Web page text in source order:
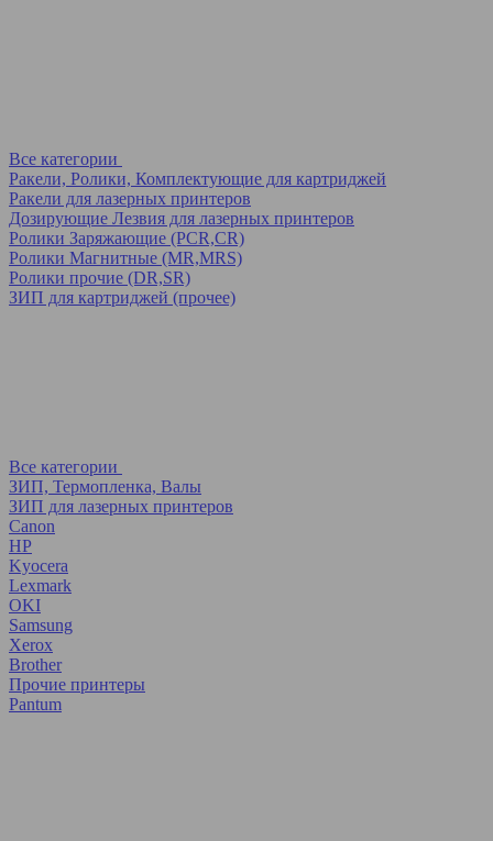
Все категории
Ракели, Ролики, Комплектующие для картриджей
Ракели для лазерных принтеров
Дозирующие Лезвия для лазерных принтеров
Ролики Заряжающие (PCR,CR)
Ролики Магнитные (MR,MRS)
Ролики прочие (DR,SR)
ЗИП для картриджей (прочее)
Все категории
ЗИП, Термопленка, Валы
ЗИП для лазерных принтеров
Canon
HP
Kyocera
Lexmark
OKI
Samsung
Xerox
Brother
Прочие принтеры
Pantum